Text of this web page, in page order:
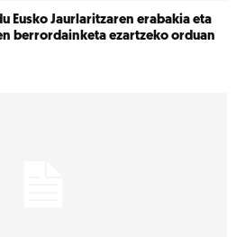
Eusko Jaurlaritzaren erabakia eta
berrordainketa ezartzeko orduan